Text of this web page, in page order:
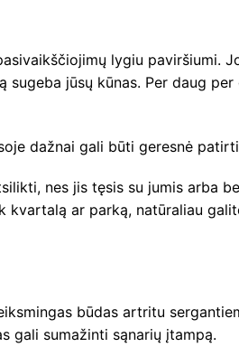
lygiu paviršiumi.
sugeba jūsų kūnas. Per daug
dažnai gali būti geresnė
nes jis tęsis su jumis arba
kvartalą ar parką, natūraliau
būdas artritu
gali sumažinti sąnarių įtampą.